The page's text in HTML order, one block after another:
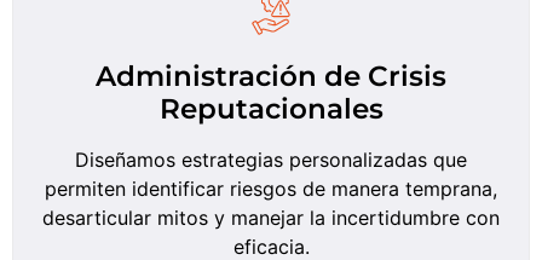
Administración de Crisis
Reputacionales
Diseñamos estrategias personalizadas que
permiten identificar riesgos de manera temprana,
desarticular mitos y manejar la incertidumbre con
eficacia.